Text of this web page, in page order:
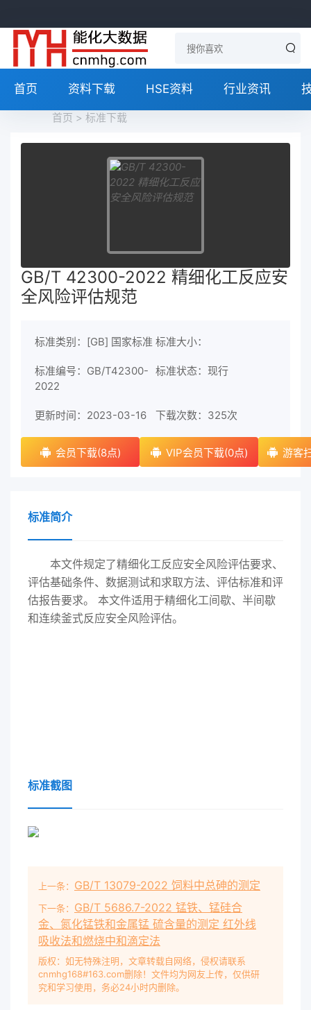
首页 资料下载 HSE资料 行业资讯
首页 > 标准下载
GB/T 42300-2022 精细化工反应安
全风险评估规范
标准类别：[GB] 国家标准 标准大小：
标准编号：GB/T42300-
2022
标准状态：现行
更新时间：2023-03-16 下载次数： 325次
会员下载(8点) VIP会员下载(0点) 游客
标准简介
本文件规定了精细化工反应安全风险评估要求、
评估基础条件、数据测试和求取方法、评估标准和评
估报告要求。 本文件适用于精细化工间歇、半间歇
和连续釜式反应安全风险评估。
标准截图
上一条： GB/T 13079-2022 饲料中总砷的测定
下一条： GB/T 5686.7-2022 锰铁、锰硅合
金、氮化锰铁和金属锰 硫含量的测定 红外线
吸收法和燃烧中和滴定法
版权：如无特殊注明，文章转载自网络，侵权请联系
cnmhg168#163.com删除！文件均为网友上传，仅供研
究和学习使用，务必24小时内删除。